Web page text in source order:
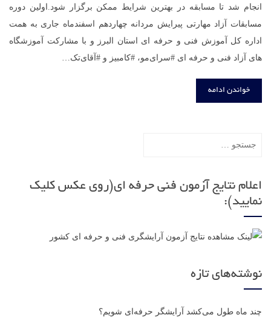
انجام شد تا مسابقه در بهترین شرایط ممکن برگزار شود.اولین دوره
مسابقات آزاد مهارتی پیرایش مردانه چهاردهم اسفندماه جاری به همت
اداره کل آموزش فنی و حرفه ای استان البرز و با مشارکت آموزشگاه
های آزاد فنی و حرفه ای #سرای‌مو، #کامبیز و #آقای‌تک…
خواندن ادامه
اعلام نتایج آزمون فنی حرفه ای(روی عکس کلیک
نمایید):
نوشته‌های تازه
چند ماه طول می‌کشد آرایشگر حرفه‌ای شویم؟